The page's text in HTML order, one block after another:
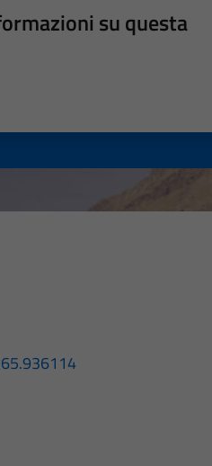
su questa